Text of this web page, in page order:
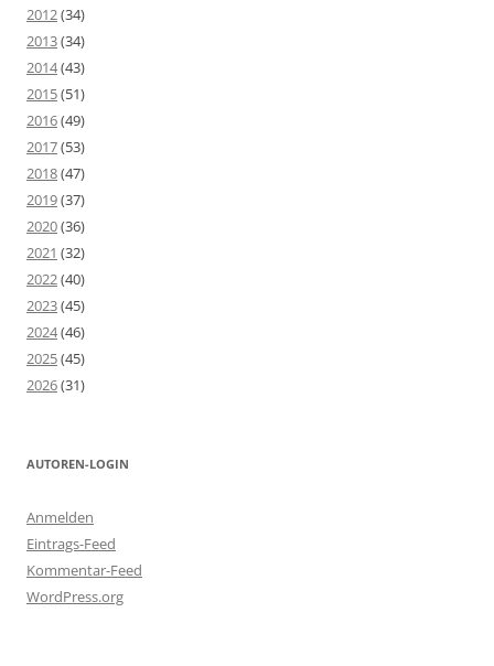
2012(34)
2013(34)
2014(43)
2015(51)
2016(49)
2017(53)
2018(47)
2019(37)
2020(36)
2021 (32)
2022(40)
2023(45)
2024(46)
2025(45)
2026(31)
AUTOREN-LOGIN
Anmelden
Eintrags-Feed
Kommentar-Feed
WordPress.org